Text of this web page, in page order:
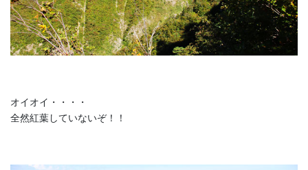
オイオイ・・・・
全然紅葉していないぞ！！